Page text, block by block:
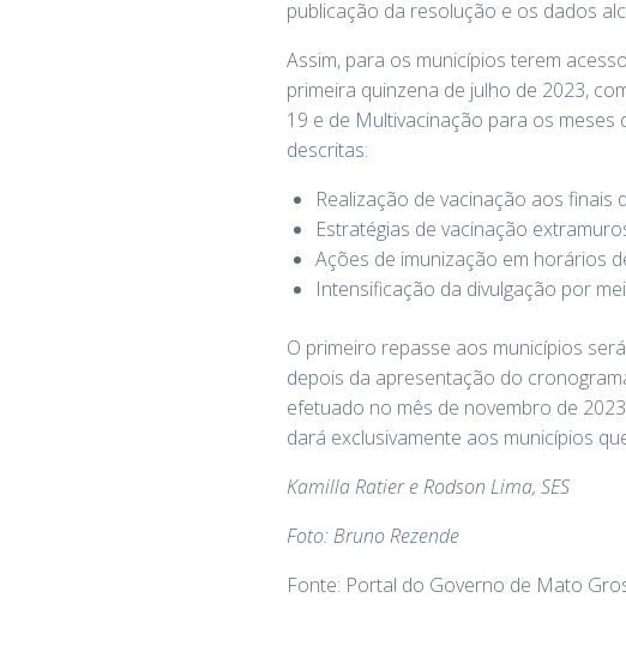
publicação da resolução e os dados
Assim, para os municípios terem
primeira quinzena de julho de 2023,
19 e de Multivacinação para os
descritas:
Realização de vacinação aos finais
Estratégias de vacinação
Ações de imunização em horários
Intensificação da divulgação por
O primeiro repasse aos municípios
depois da apresentação do
efetuado no mês de novembro de
dará exclusivamente aos municípios
Kamilla Ratier e Rodson Lima, SES
Foto: Bruno Rezende
Fonte: Portal do Governo de Mato